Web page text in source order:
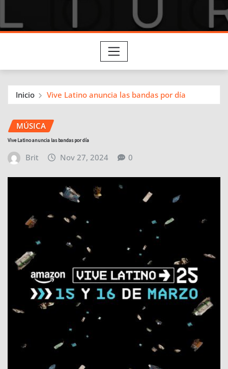
Inicio Vive Latino anuncia las bandas por día
MÚSICA
Vive Latino anuncia las bandas por día
Brit Nov 27, 2024 0